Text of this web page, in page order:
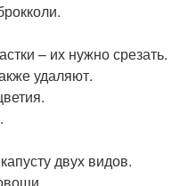
– их нужно срезать.
удаляют.
двух видов.